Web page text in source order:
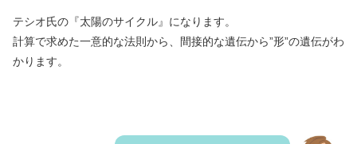
テシオ氏の『太陽のサイクル』になります。
計算で求めた一意的な法則から、間接的な遺伝から”形”の遺伝がわ
かります。